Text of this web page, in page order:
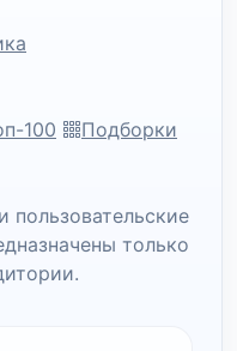
100
Подборки
пользовательские
только